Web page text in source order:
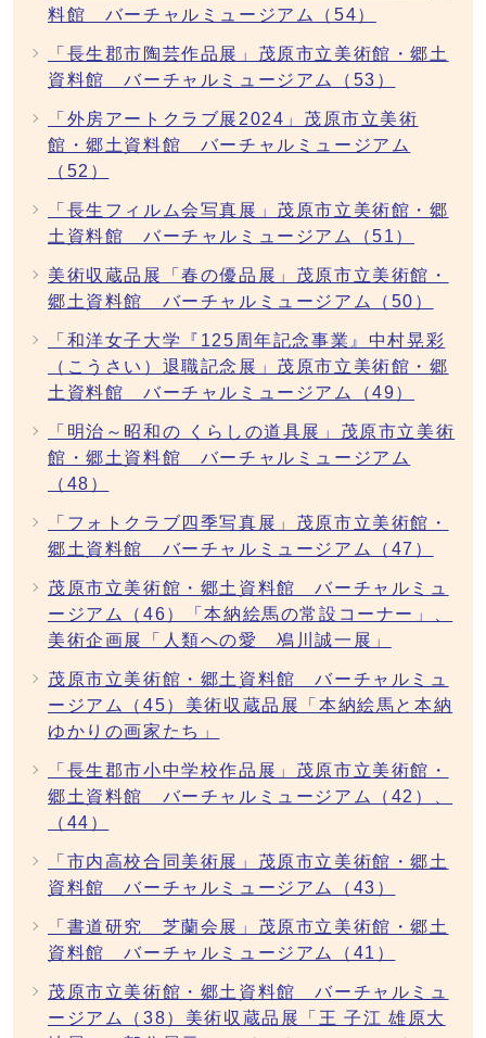
料館 バーチャルミュージアム（54）
「長生郡市陶芸作品展」茂原市立美術館・郷土
資料館 バーチャルミュージアム（53）
「外房アートクラブ展2024」茂原市立美術
館・郷土資料館 バーチャルミュージアム
（52）
「長生フィルム会写真展」茂原市立美術館・郷
土資料館 バーチャルミュージアム（51）
美術収蔵品展「春の優品展」茂原市立美術館・
郷土資料館 バーチャルミュージアム（50）
「和洋女子大学『125周年記念事業』中村晃彩
（こうさい）退職記念展」茂原市立美術館・郷
土資料館 バーチャルミュージアム（49）
「明治～昭和の くらしの道具展」茂原市立美術
館・郷土資料館 バーチャルミュージアム
（48）
「フォトクラブ四季写真展」茂原市立美術館・
郷土資料館 バーチャルミュージアム（47）
茂原市立美術館・郷土資料館 バーチャルミュ
ージアム（46）「本納絵馬の常設コーナー」、
美術企画展「人類への愛 鳰川誠一展」
茂原市立美術館・郷土資料館 バーチャルミュ
ージアム（45）美術収蔵品展「本納絵馬と本納
ゆかりの画家たち」
「長生郡市小中学校作品展」茂原市立美術館・
郷土資料館 バーチャルミュージアム（42）、
（44）
「市内高校合同美術展」茂原市立美術館・郷土
資料館 バーチャルミュージアム（43）
「書道研究 芝蘭会展」茂原市立美術館・郷土
資料館 バーチャルミュージアム（41）
茂原市立美術館・郷土資料館 バーチャルミュ
ージアム（38）美術収蔵品展「王 子江 雄原大